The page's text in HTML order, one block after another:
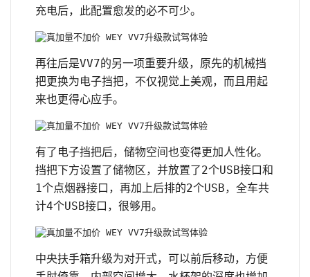
充电后，此配置愈发的必不可少。
再往后是VV7的另一项重要升级，原先的机械挡
把更换为电子挡把，不仅视觉上美观，而且用起
来也更得心应手。
有了电子挡把后，储物空间也变得更加人性化。
挡把下方设置了储物区，并放置了2个USB接口和
1个点烟器接口，再加上后排的2个USB，全车共
计4个USB接口，很够用。
中央扶手箱升级为对开式，可以前后移动，方便